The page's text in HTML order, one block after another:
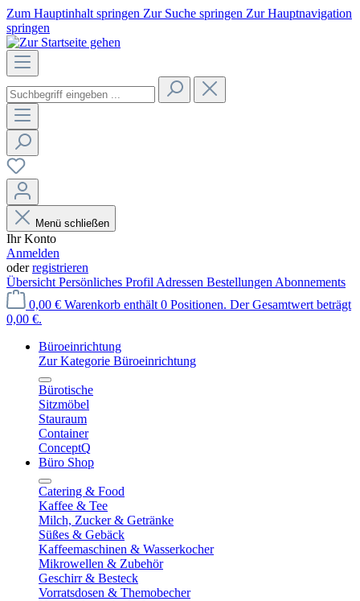
Zum Hauptinhalt springen Zur Suche springen Zur Hauptnavigation
springen
Menü schließen
Ihr Konto
Anmelden
oderregistrieren
Übersicht Persönliches Profil Adressen Bestellungen Abonnements
0,00 € Warenkorb enthält 0 Positionen. Der Gesamtwert beträgt
0,00 €.
Büroeinrichtung
Zur Kategorie Büroeinrichtung
Bürotische
Sitzmöbel
Stauraum
Container
ConceptQ
Büro Shop
Catering & Food
Kaffee & Tee
Milch, Zucker & Getränke
Süßes & Gebäck
Kaffeemaschinen & Wasserkocher
Mikrowellen & Zubehör
Geschirr & Besteck
Vorratsdosen & Themobecher